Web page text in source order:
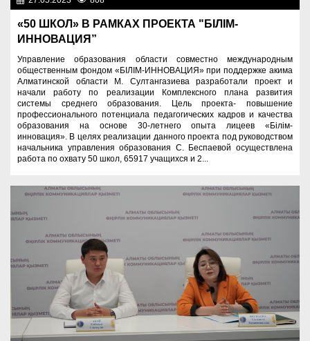
«50 ШКОЛ» В РАМКАХ ПРОЕКТА "БІЛІМ-
ИННОВАЦИЯ”
Управление образования области совместно международным
общественным фондом «БІЛІМ-ИННОВАЦИЯ» при поддержке акима
Алматинской области М. Султангазиева разработали проект и
начали работу по реализации Комплексного плана развития
системы среднего образования. Цель проекта- повышение
профессионального потенциала педагогических кадров и качества
образования на основе 30-летнего опыта лицеев «Білім-
инновация». В целях реализации данного проекта под руководством
начальника управления образования С. Беспаевой осуществлена
работа по охвату 50 школ, 65917 учащихся и 2...